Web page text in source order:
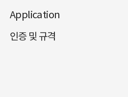
Application
인증 및 규격